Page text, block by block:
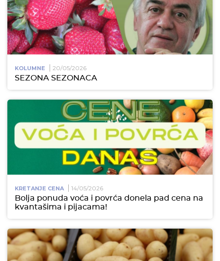
KOLUMNE 20/05/2026
SEZONA SEZONACA
KRETANJE CENA 14/05/2026
Bolja ponuda voća i povrća donela pad cena na
kvantašima i pijacama!